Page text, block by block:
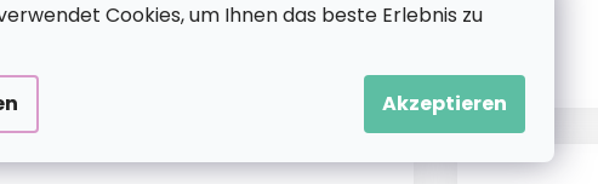
Cookies, um Ihnen das beste Erlebnis zu
Akzeptieren
Unsere Motive